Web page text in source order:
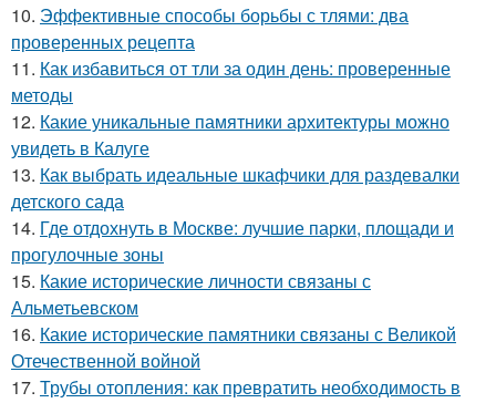
10. Эффективные способы борьбы с тлями: два
проверенных рецепта
11. Как избавиться от тли за один день: проверенные
методы
12. Какие уникальные памятники архитектуры можно
увидеть в Калуге
13. Как выбрать идеальные шкафчики для раздевалки
детского сада
14. Где отдохнуть в Москве: лучшие парки, площади и
прогулочные зоны
15. Какие исторические личности связаны с
Альметьевском
16. Какие исторические памятники связаны с Великой
Отечественной войной
17. Трубы отопления: как превратить необходимость в